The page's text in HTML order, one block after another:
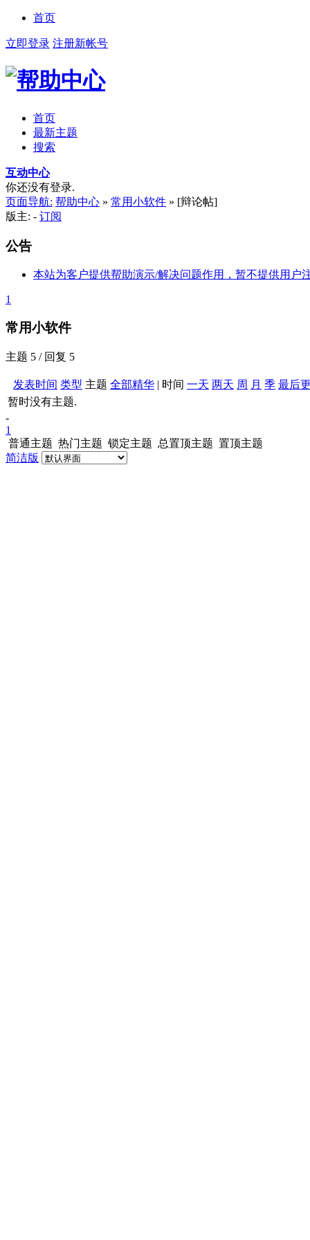
首页
立即登录 注册新帐号
首页
最新主题
搜索
互动中心
你还没有登录.
页面导航: 帮助中心 » 常用小软件 » [辩论帖]
版主: - 订阅
公告
本站为客户提供帮助演示/解决问题作用，暂不提供用户
1
常用小软件
主题 5 / 回复 5
发表时间 类型 主题 全部精华 | 时间 一天 两天 周 月 季 最后
暂时没有主题.
-
1
普通主题 热门主题 锁定主题 总置顶主题 置顶主题
简洁版